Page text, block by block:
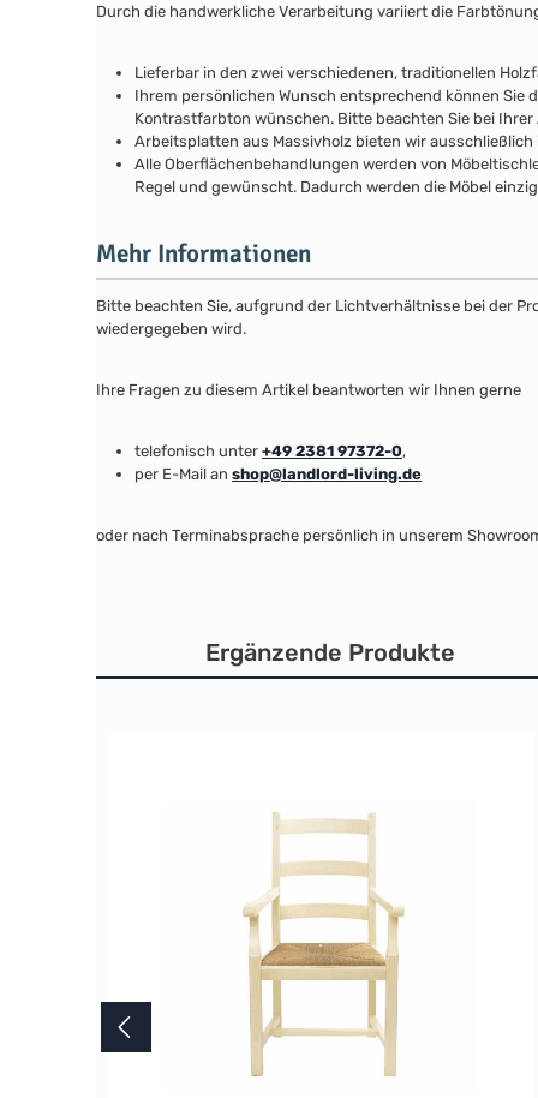
Durch die handwerkliche Verarbeitung variiert die
Lieferbar in den zwei verschiedenen, traditionellen
Ihrem persönlichen Wunsch entsprechend können Sie
Kontrastfarbton wünschen. Bitte beachten Sie bei
Arbeitsplatten aus Massivholz bieten wir ausschließlich
Alle Oberflächenbehandlungen werden von
Regel und gewünscht. Dadurch werden die Möbel
Mehr Informationen
Bitte beachten Sie, aufgrund der Lichtverhältnisse bei der
wiedergegeben wird.
Ihre Fragen zu diesem Artikel beantworten wir Ihnen gerne
telefonisch unter +49 2381 97372-0,
per E-Mail an shop@landlord-living.de
oder nach Terminabsprache persönlich in unserem
Ergänzende Produkte